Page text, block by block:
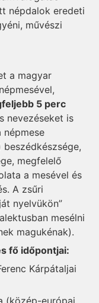
népdalok eredeti
művészi
a magyar
5 perc
nevezéseket is
népmese
megfelelő
a mesével és
A zsűri
nyelvükön”
mesélni
magukénak).
fő időpontjai:
Kárpátaljai